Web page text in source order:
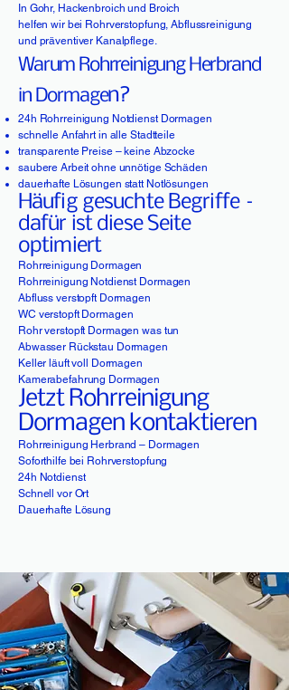
In Gohr, Hackenbroich und Broich
helfen wir bei Rohrverstopfung, Abflussreinigung
und präventiver Kanalpflege.
Warum Rohrreinigung Herbrand
in Dormagen?
24h Rohrreinigung Notdienst Dormagen
schnelle Anfahrt in alle Stadtteile
transparente Preise – keine Abzocke
saubere Arbeit ohne unnötige Schäden
dauerhafte Lösungen statt Notlösungen
Häufig gesuchte Begriffe –
dafür ist diese Seite
optimiert
Rohrreinigung Dormagen
Rohrreinigung Notdienst Dormagen
Abfluss verstopft Dormagen
WC verstopft Dormagen
Rohr verstopft Dormagen was tun
Abwasser Rückstau Dormagen
Keller läuft voll Dormagen
Kamerabefahrung Dormagen
Jetzt Rohrreinigung
Dormagen kontaktieren
Rohrreinigung Herbrand – Dormagen
Soforthilfe bei Rohrverstopfung
24h Notdienst
Schnell vor Ort
Dauerhafte Lösung